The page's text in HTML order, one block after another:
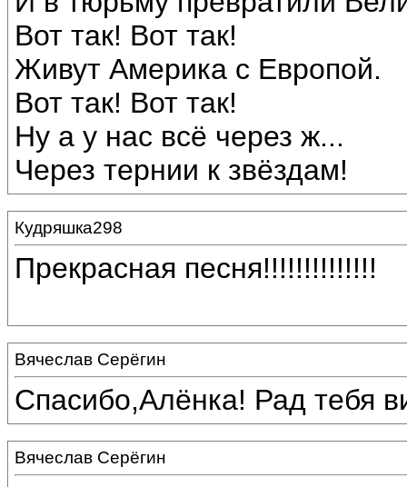
Вот так! Вот так!
Живут Америка с Европой.
Вот так! Вот так!
Ну а у нас всё через ж...
Через тернии к звёздам!
Кудряшка298
Прекрасная песня!!!!!!!!!!!!!!
Вячеслав Серёгин
Спасибо,Алёнка! Рад тебя
Вячеслав Серёгин